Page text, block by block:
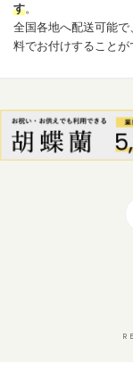
す。
全国各地へ配送可能で
料でお付けすることが